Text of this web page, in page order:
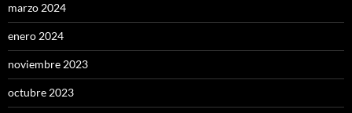
marzo 2024
enero 2024
noviembre 2023
octubre 2023